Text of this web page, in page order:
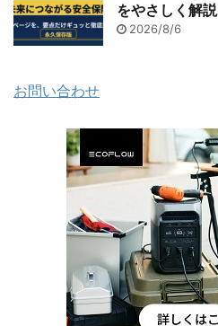
をやさしく解説
2026/8/6
お問い合わせ